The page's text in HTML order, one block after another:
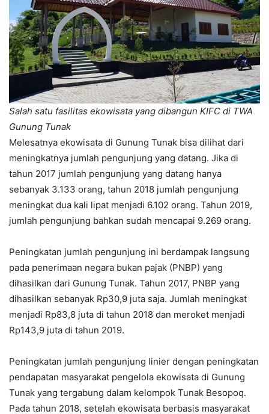
Salah satu fasilitas ekowisata yang dibangun KIFC di TWA
Gunung Tunak
Melesatnya ekowisata di Gunung Tunak bisa dilihat dari
meningkatnya jumlah pengunjung yang datang. Jika di
tahun 2017 jumlah pengunjung yang datang hanya
sebanyak 3.133 orang, tahun 2018 jumlah pengunjung
meningkat dua kali lipat menjadi 6.102 orang. Tahun 2019,
jumlah pengunjung bahkan sudah mencapai 9.269 orang.
Peningkatan jumlah pengunjung ini berdampak langsung
pada penerimaan negara bukan pajak (PNBP) yang
dihasilkan dari Gunung Tunak. Tahun 2017, PNBP yang
dihasilkan sebanyak Rp30,9 juta saja. Jumlah meningkat
menjadi Rp83,8 juta di tahun 2018 dan meroket menjadi
Rp143,9 juta di tahun 2019.
Peningkatan jumlah pengunjung linier dengan peningkatan
pendapatan masyarakat pengelola ekowisata di Gunung
Tunak yang tergabung dalam kelompok Tunak Besopoq.
Pada tahun 2018, setelah ekowisata berbasis masyarakat